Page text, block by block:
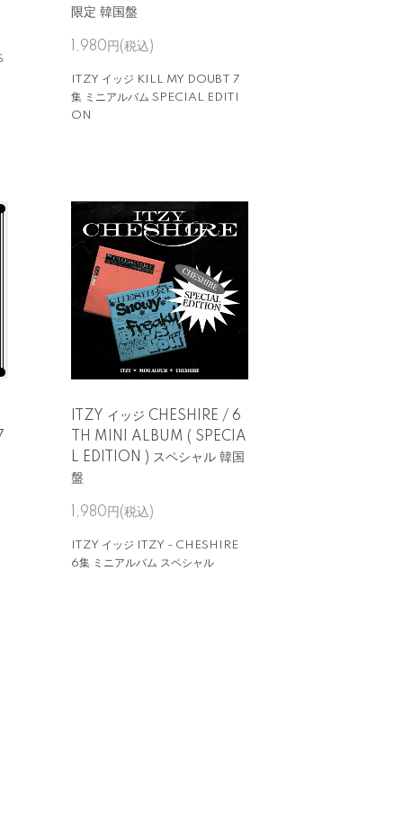
限定 韓国盤
1,980円(税込)
ITZY イッジ KILL MY DOUBT 7
集 ミニアルバム SPECIAL EDITI
ON
ITZY イッジ CHESHIRE / 6
TH MINI ALBUM ( SPECIA
L EDITION ) スペシャル 韓国
盤
1,980円(税込)
ITZY イッジ ITZY - CHESHIRE
6集 ミニアルバム スペシャル